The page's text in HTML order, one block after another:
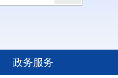
政务服务